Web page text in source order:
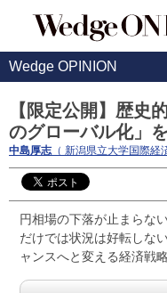
Wedge OPINION
【限定公開】歴史
のグローバル化」
中島厚志（ 新潟県立大学国際経
円相場の下落が止まらな
だけでは状況は好転しな
ャンスへと変える経済戦